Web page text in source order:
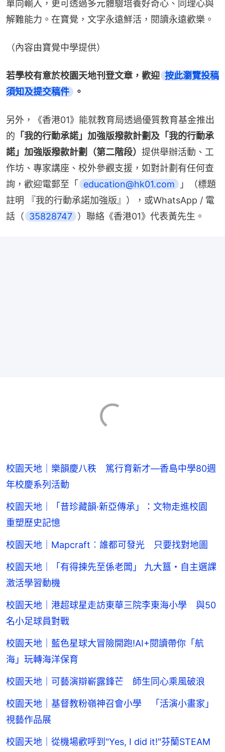
單向輸入，更可透過多元體驗培養好奇心、同理心與
解難能力。在寶覺，文字永遠鮮活，閱讀永遠歡樂。
（內容由寶覺中學提供）
若學校有意於校園天地刊登文章，歡迎 按此瀏覽投稿
須知及提交稿件
。
另外，《香港01》能就教育局透過優質教育基金推出
的 「我的行動承諾」加強版撥款計劃及「我的行動承
諾」加強版撥款計劃（第二階段） 提供舉辦活動、工
作坊、專家講座、校外參觀支援，如對計劃有任何查
詢，歡迎電郵至「
education@hk01.com
」（標題
註明 『我的行動承諾加強版』），或WhatsApp / 電
話（ 35828747 ）聯絡《香港01》代表黃先生。
校園天地｜樂韻慶八秩 篤行育新才—香島中學80週
年校慶系列活動
校園天地｜「昔珍藏韻·新亞傳承」：文物走進校園
重塑歷史記憶
校園天地｜Mapcraft︰誰都可發光 只要找對地圖
校園天地｜「有得揀先至係老闆」 九大簋・自主選課
激活學習動機
校園天地｜港超球星走訪東華三院李東海小學 與50
名小足球員對戰
校園天地｜藍色星球大冒險開跑!AI+閱讀帶你「航
海」玩轉海洋保育
校園天地｜可藝演辯嶄露鋒芒 師生同心乘風破浪
校園天地｜基督教粉嶺神召會小學 「活演小畫家」
視藝作品展
校園天地｜從機場歡呼到"Yes, I did it!"芬蘭STEAM